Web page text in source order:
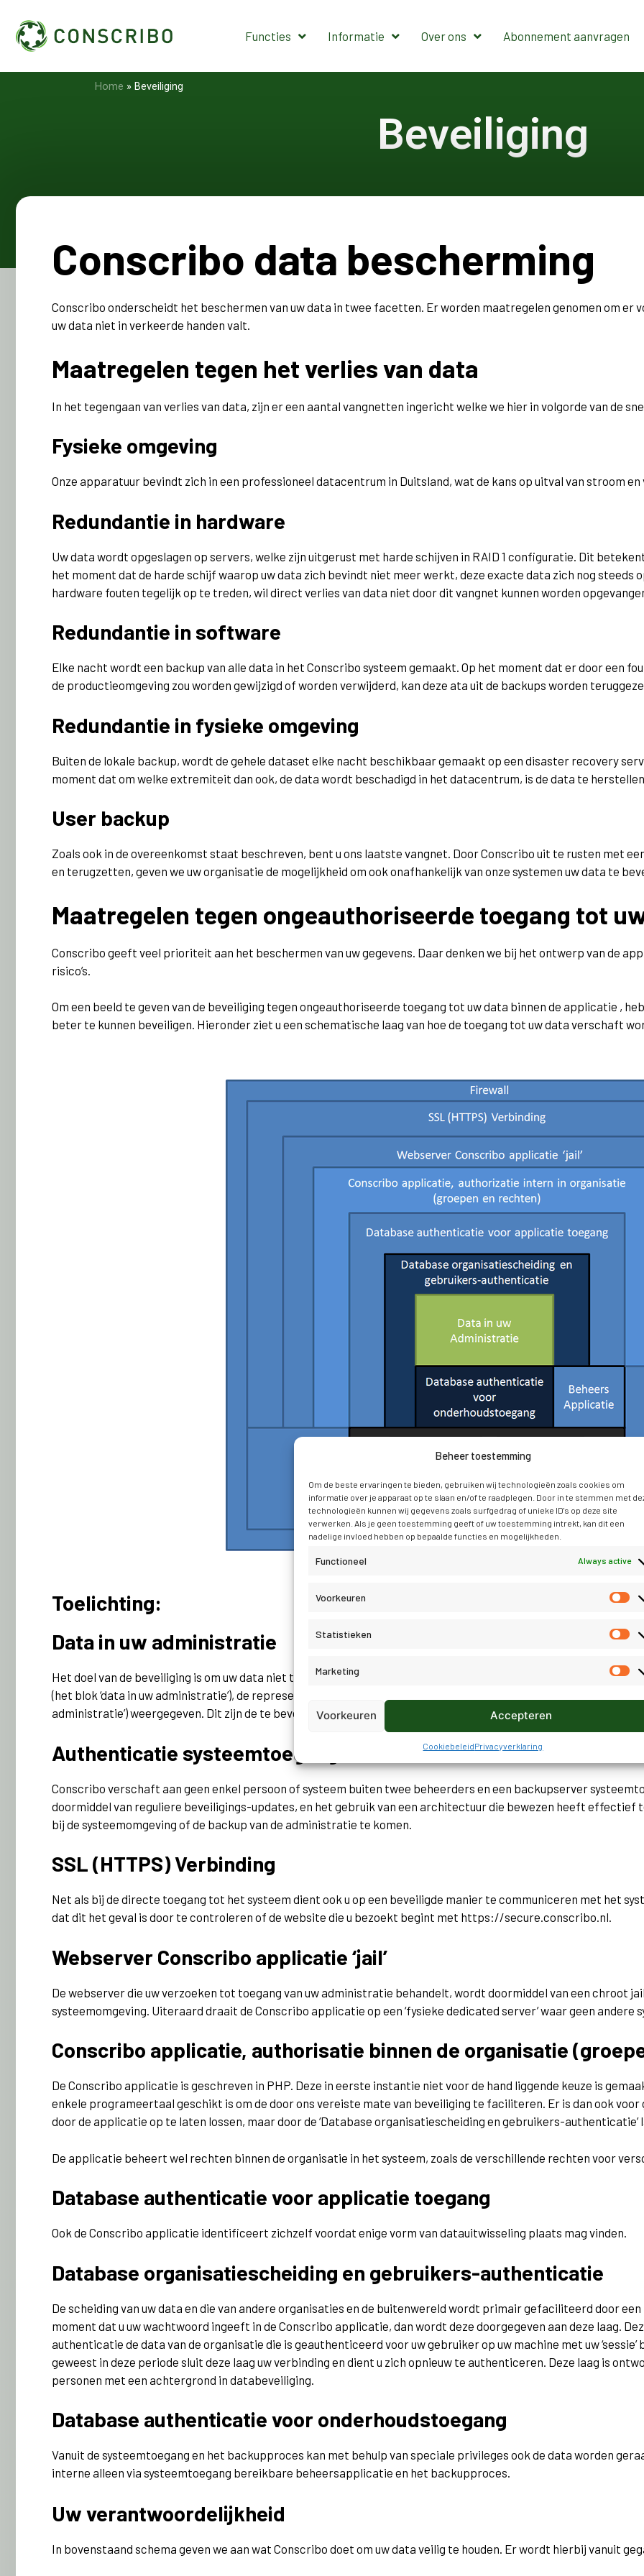
Beheer toestemming
Om de beste ervaringen te bieden, gebruiken wij technologieën zoals cookies om
informatie over je apparaat op te slaan en/of te raadplegen. Door in te stemmen met
technologieën kunnen wij gegevens zoals surfgedrag of unieke ID's op deze site
verwerken. Als je geen toestemming geeft of uw toestemming intrekt, kan dit een
nadelige invloed hebben op bepaalde functies en mogelijkheden.
Functioneel Always active
Voorkeuren
Statistieken
Marketing
Accepteren
Voorkeuren
CookiebeleidPrivacyverklaring
Functies Informatie Over ons Abonnement aanvragen
Home » Beveiliging
Beveiliging
Conscribo data bescherming
Conscribo onderscheidt het beschermen van uw data in twee facetten. Er worden maatregelen genomen om er
uw data niet in verkeerde handen valt.
Maatregelen tegen het verlies van data
In het tegengaan van verlies van data, zijn er een aantal vangnetten ingericht welke we hier in volgorde van de
Fysieke omgeving
Onze apparatuur bevindt zich in een professioneel datacentrum in Duitsland, wat de kans op uitval van stroom
Redundantie in hardware
Uw data wordt opgeslagen op servers, welke zijn uitgerust met harde schijven in RAID 1 configuratie. Dit
het moment dat de harde schijf waarop uw data zich bevindt niet meer werkt, deze exacte data zich nog steeds
hardware fouten tegelijk op te treden, wil direct verlies van data niet door dit vangnet kunnen worden
Redundantie in software
Elke nacht wordt een backup van alle data in het Conscribo systeem gemaakt. Op het moment dat er door een
de productieomgeving zou worden gewijzigd of worden verwijderd, kan deze ata uit de backups worden
Redundantie in fysieke omgeving
Buiten de lokale backup, wordt de gehele dataset elke nacht beschikbaar gemaakt op een disaster recovery
moment dat om welke extremiteit dan ook, de data wordt beschadigd in het datacentrum, is de data te
User backup
Zoals ook in de overeenkomst staat beschreven, bent u ons laatste vangnet. Door Conscribo uit te rusten met
en terugzetten, geven we uw organisatie de mogelijkheid om ook onafhankelijk van onze systemen uw data te
Maatregelen tegen ongeauthoriseerde toegang tot
Conscribo geeft veel prioriteit aan het beschermen van uw gegevens. Daar denken we bij het ontwerp van de
risico’s.
Om een beeld te geven van de beveiliging tegen ongeauthoriseerde toegang tot uw data binnen de applicatie ,
beter te kunnen beveiligen. Hieronder ziet u een schematische laag van hoe de toegang tot uw data verschaft
Toelichting:
Data in uw administratie
Het doel van de beveiliging is om uw data niet toegankelijk te maken. In het midden van het diagram staat uw
(het blok ‘data in uw administratie’), de representatie hiervan op de apparatuur (‘Systeem omgeving’) en de
administratie’) weergegeven. Dit zijn de te beveiligen onderdelen.
Authenticatie systeemtoegang
Conscribo verschaft aan geen enkel persoon of systeem buiten twee beheerders en een backupserver
doormiddel van reguliere beveiligings-updates, en het gebruik van een architectuur die bewezen heeft effectief
bij de systeemomgeving of de backup van de administratie te komen.
SSL (HTTPS) Verbinding
Net als bij de directe toegang tot het systeem dient ook u op een beveiligde manier te communiceren met het
dat dit het geval is door te controleren of de website die u bezoekt begint met https://secure.conscribo.nl.
Webserver Conscribo applicatie ‘jail’
De webserver die uw verzoeken tot toegang van uw administratie behandelt, wordt doormiddel van een chroot
systeemomgeving. Uiteraard draait de Conscribo applicatie op een ‘fysieke dedicated server’ waar geen andere
Conscribo applicatie, authorisatie binnen de organisatie
De Conscribo applicatie is geschreven in PHP. Deze in eerste instantie niet voor de hand liggende keuze is
enkele programeertaal geschikt is om de door ons vereiste mate van beveiliging te faciliteren. Er is dan ook
door de applicatie op te laten lossen, maar door de ‘Database organisatiescheiding en gebruikers-authenticatie’
De applicatie beheert wel rechten binnen de organisatie in het systeem, zoals de verschillende rechten voor
Database authenticatie voor applicatie toegang
Ook de Conscribo applicatie identificeert zichzelf voordat enige vorm van datauitwisseling plaats mag vinden.
Database organisatiescheiding en gebruikers-authenticatie
De scheiding van uw data en die van andere organisaties en de buitenwereld wordt primair gefaciliteerd door
moment dat u uw wachtwoord ingeeft in de Conscribo applicatie, dan wordt deze doorgegeven aan deze laag.
authenticatie de data van de organisatie die is geauthenticeerd voor uw gebruiker op uw machine met uw
geweest in deze periode sluit deze laag uw verbinding en dient u zich opnieuw te authenticeren. Deze laag is
personen met een achtergrond in databeveiliging.
Database authenticatie voor onderhoudstoegang
Vanuit de systeemtoegang en het backupproces kan met behulp van speciale privileges ook de data worden
interne alleen via systeemtoegang bereikbare beheersapplicatie en het backupproces.
Uw verantwoordelijkheid
In bovenstaand schema geven we aan wat Conscribo doet om uw data veilig te houden. Er wordt hierbij vanuit